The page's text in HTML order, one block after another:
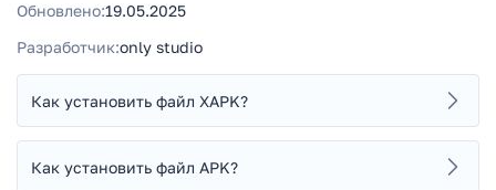
Обновлено:19.05.2025
Разработчик:only studio
Как установить файл XAPK?
Как установить файл APK?